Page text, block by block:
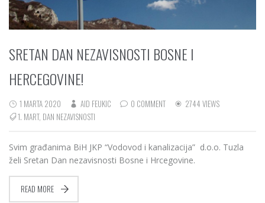
SRETAN DAN NEZAVISNOSTI BOSNE I
HERCEGOVINE!
1 MARTA 2020 AID FEUKIC 0 COMMENT
2744 VIEWS
1. MART, DAN NEZAVISNOSTI
Svim građanima BiH JKP “Vodovod i kanalizacija” d.o.o. Tuzla
želi Sretan Dan nezavisnosti Bosne i Hrcegovine.
READ MORE